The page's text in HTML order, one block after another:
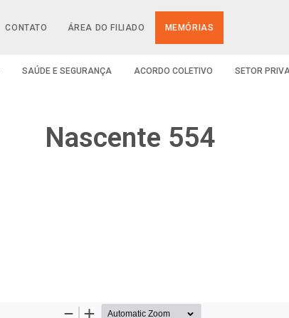
CONTATO ÁREA DO FILIADO MEMÓRIAS
SAÚDE E SEGURANÇA ACORDO COLETIVO SETOR
Nascente 554